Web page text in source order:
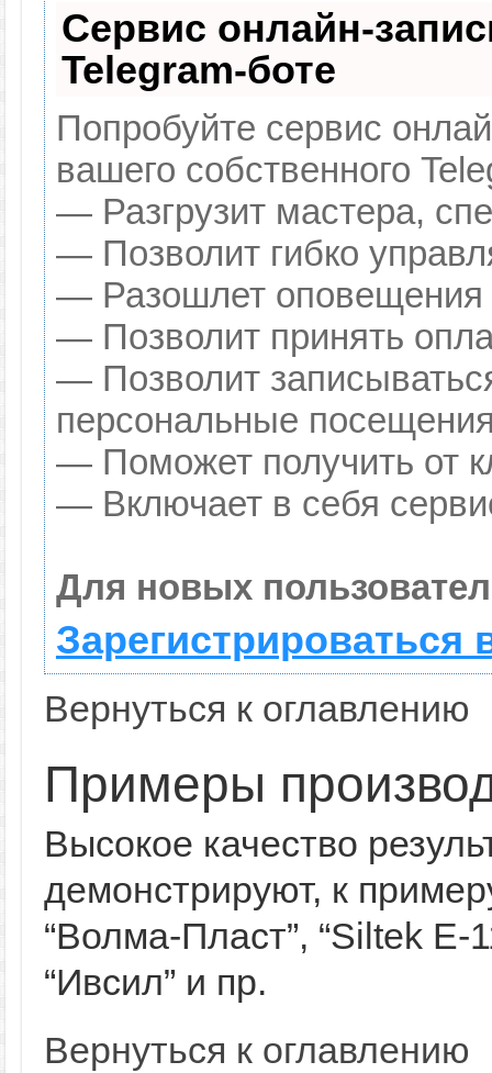
Сервис онлайн-
Telegram-боте
Попробуйте сервис
вашего собственного
— Разгрузит мастера,
— Позволит гибко
— Разошлет оповещения
— Позволит принять
— Позволит
персональные
— Поможет получить от
— Включает в себя
Для новых
Зарегистрироваться
Вернуться к оглавлению
Примеры
Высокое качество
демонстрируют, к
“Волма-Пласт”, “Siltek E-
“Ивсил” и пр.
Вернуться к оглавлению